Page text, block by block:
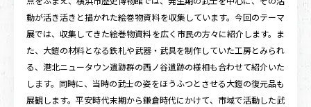
動が活き活きと描かれた絵巻物資料を収集しています。今回のテーマ
展では、収集してきた絵巻物資料を広く市民の方々に紹介します。ま
た、大鎧の材料となる鉄札や武器・武具を制作していた工房とみられ
る、港北ニュータウン遺跡群の西ノ谷遺跡の様相も合わせて紹介いた
します。同時に、当時の武士の姿をほうふつとさせる大鎧の復元品も
展観します。平安時代末期から鎌倉時代にかけて、市域で活動した武